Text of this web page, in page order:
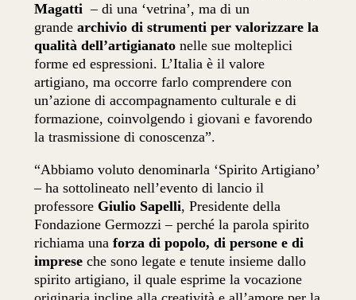
Magatti – di una ‘vetrina’, ma di un
grandearchivio di strumenti per valorizzare la
qualità dell’artigianato nelle sue molteplici
forme ed espressioni. L’Italia è il valore
artigiano, ma occorre farlo comprendere con
un’azione di accompagnamento culturale e di
formazione, coinvolgendo i giovani e favorendo
la trasmissione di conoscenza”.
“Abbiamo voluto denominarla ‘Spirito Artigiano’
– ha sottolineato nell’evento di lancio il
professore Giulio Sapelli, Presidente della
Fondazione Germozzi – perché la parola spirito
richiama unaforza di popolo, di persone e di
imprese che sono legate e tenute insieme dallo
spirito artigiano, il quale esprime la vocazione